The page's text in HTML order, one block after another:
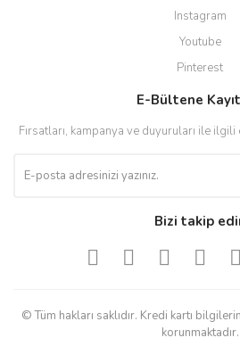
Instagram
Youtube
Pinterest
E-Bültene
Fırsatları, kampanya ve duyuruları ile
Bizi takip
© Tüm hakları saklıdır. Kredi kartı
korunmaktadır.